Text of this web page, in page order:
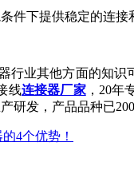
下提供稳定的连
行业其他方面的知
线连接器厂家，20年
发，产品品种已
4个优势！